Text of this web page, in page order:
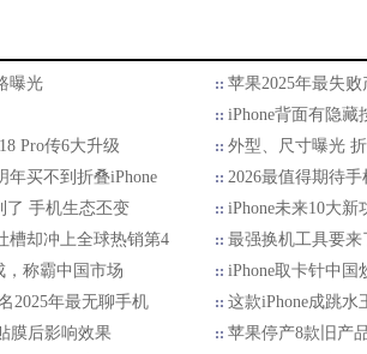
曝光
苹果2025年最失败
iPhone背面有隐
Pro传6大升级
外型、尺寸曝光
年买不到折叠iPhone
2026最值得期待
了 手机生态丕变
iPhone未来10大新
槽却冲上全球热销第4
最强换机工具要来
，称霸中国市场
iPhone取卡针中
2025年最无聊手机
这款iPhone成跳
膜后影响效果
苹果停产8款旧产